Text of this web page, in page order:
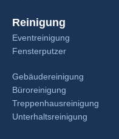
Reinigung
Eventreinigung
Fensterputzer
Gebäudereinigung
Büroreinigung
Treppenhausreinigung
Unterhaltsreinigung